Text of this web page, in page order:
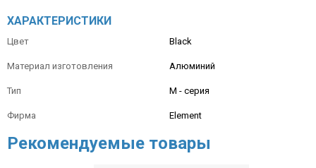
ХАРАКТЕРИСТИКИ
Цвет Black
Материал изготовления Алюминий
Тип M - серия
Фирма Element
Рекомендуемые товары